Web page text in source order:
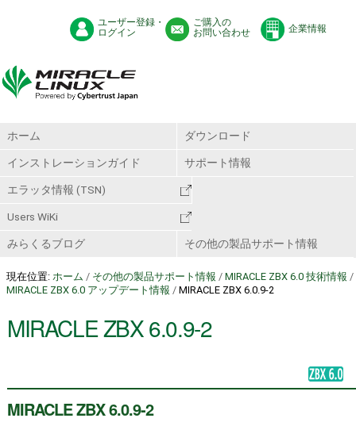
ユーザー登録・
ログイン
ご購入の
お問い合わせ
企業情報
ホーム ダウンロード
インストレーションガイド サポート情報
エラッタ情報 (TSN)
Users WiKi
みらくるブログ その他の製品サポート情報
現在位置: ホーム / その他の製品サポート情報 / MIRACLE ZBX 6.0 技術情報 /
MIRACLE ZBX 6.0 アップデート情報 / MIRACLE ZBX 6.0.9-2
MIRACLE ZBX 6.0.9-2
MIRACLE ZBX 6.0.9-2